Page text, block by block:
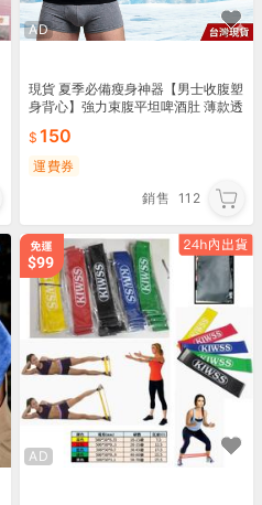
AD
現貨 夏季必備瘦身神器【男士收腹塑
身背心】強力束腹平坦啤酒肚 薄款透
150
運費券
銷售 112
AD